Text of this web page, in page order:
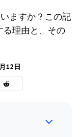
ますか？この記
る理由と、その
12日